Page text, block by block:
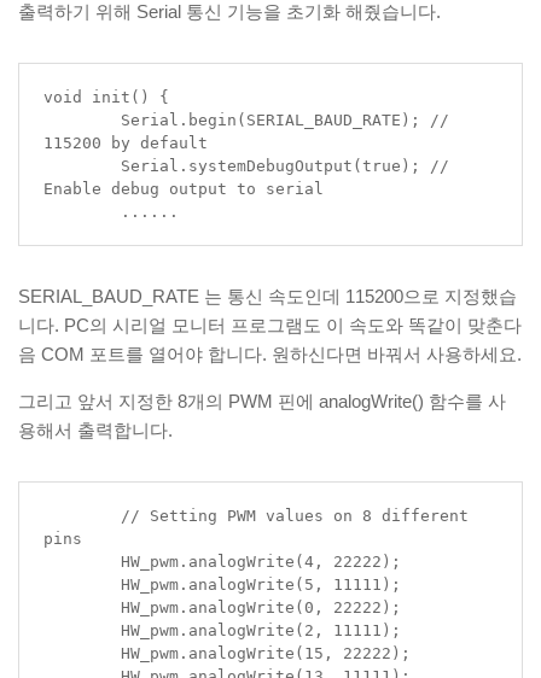
출력하기 위해 Serial 통신 기능을 초기화 해줬습니다.
void init() {
115200 by default
Enable debug output to serial
	......
SERIAL_BAUD_RATE 는 통신 속도인데 115200으로 지정했습
니다. PC의 시리얼 모니터 프로그램도 이 속도와 똑같이 맞춘다
음 COM 포트를 열어야 합니다. 원하신다면 바꿔서 사용하세요.
그리고 앞서 지정한 8개의 PWM 핀에 analogWrite() 함수를 사
용해서 출력합니다.
pins